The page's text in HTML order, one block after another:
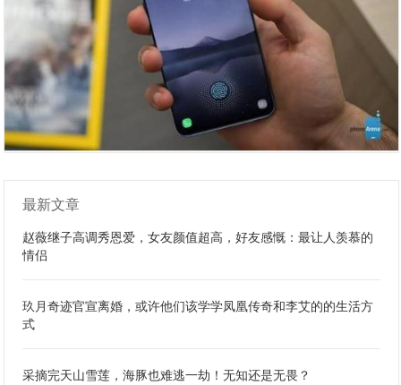
最新文章
赵薇继子高调秀恩爱，女友颜值超高，好友感慨：最让人羡慕的
情侣
玖月奇迹官宣离婚，或许他们该学学凤凰传奇和李艾的的生活方
式
采摘完天山雪莲，海豚也难逃一劫！无知还是无畏？